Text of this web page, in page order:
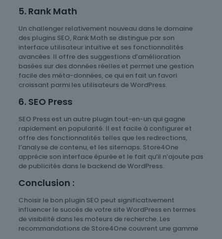
5. Rank Math
Un challenger relativement nouveau dans le domaine
des plugins SEO, Rank Math se distingue par son
interface utilisateur intuitive et ses fonctionnalités
avancées. Il offre des suggestions d’amélioration
basées sur des données réelles et permet une gestion
facile des méta-données, ce qui en fait un favori
croissant parmi les utilisateurs de WordPress.
6. SEO Press
SEO Press est un autre plugin tout-en-un qui gagne
rapidement en popularité. Il est facile à configurer et
offre des fonctionnalités telles que les redirections,
l’analyse de contenu, et les sitemaps. Store4One
apprécie son interface épurée et le fait qu’il n’ajoute pas
de publicités dans le backend de WordPress.
Conclusion :
Choisir le bon plugin SEO peut significativement
influencer le succès de votre site WordPress en termes
de visibilité dans les moteurs de recherche. Les
recommandations de Store4One couvrent une gamme